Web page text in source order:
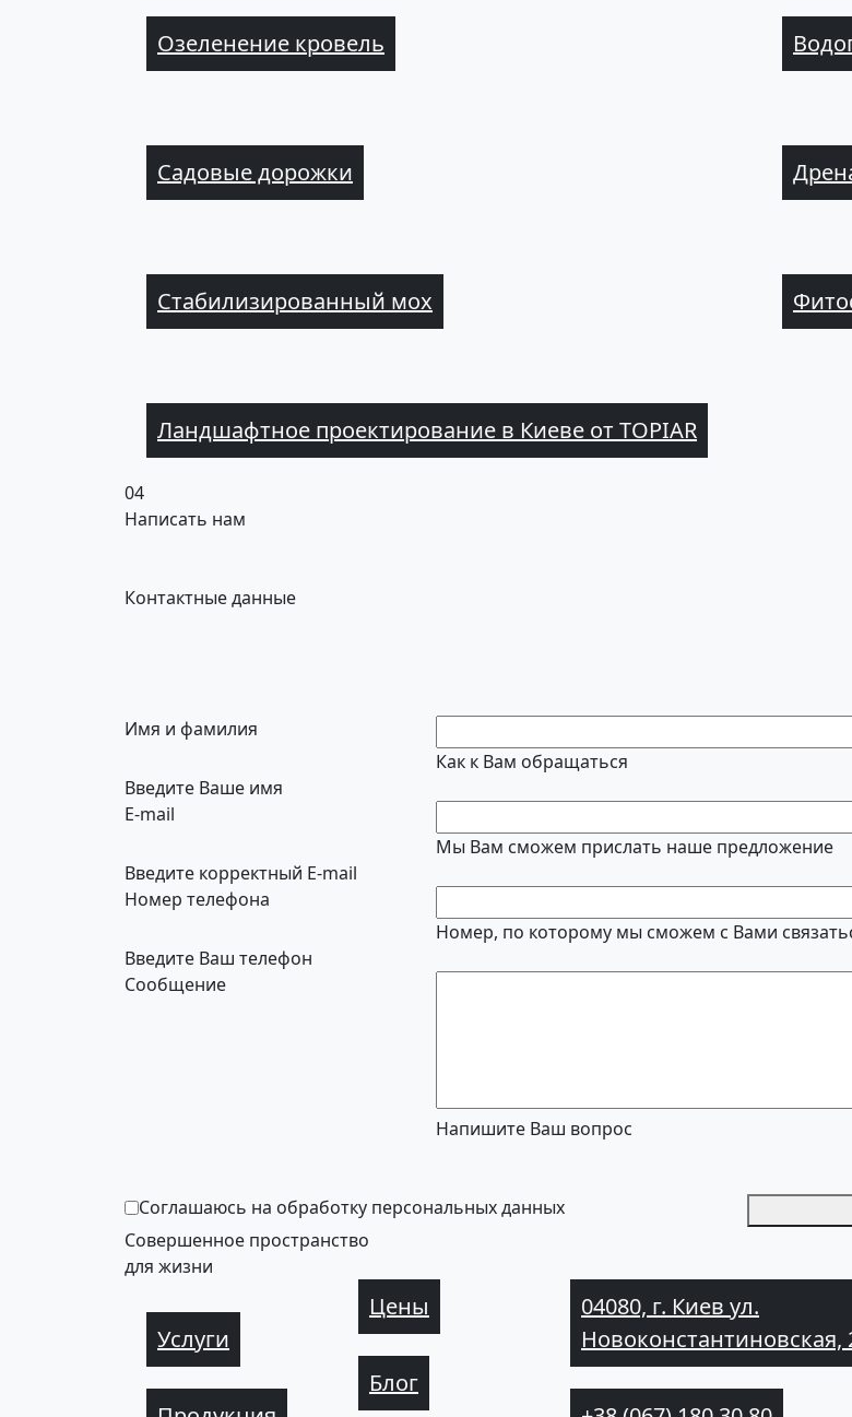
Озеленение кровель
Садовые дорожки
Стабилизированный мох
Ландшафтное проектирование в Киеве от TOPIAR
04
Написать нам
Контактные данные
Имя и фамилия
Как к Вам обращаться
Введите Ваше имя
E-mail
Мы Вам сможем прислать наше предложение
Введите корректный E-mail
Номер телефона
Номер, по которому мы сможем с Вами
Введите Ваш телефон
Сообщение
Напишите Ваш вопрос
Соглашаюсь на обработку персональных данных
Совершенное пространство
для жизни
Услуги
Цены
Блог
04080, г. Киев ул.
Новоконстантиновская,